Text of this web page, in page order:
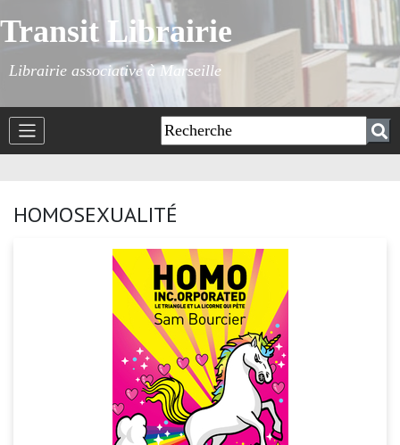
Transit Librairie
Librairie associative à Marseille
HOMOSEXUALITÉ